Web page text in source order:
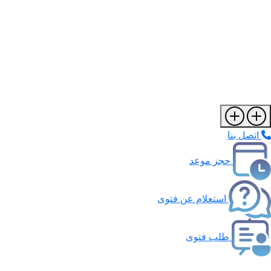
اتصل بنا
حجز موعد
استعلام عن فتوى
طلب فتوى